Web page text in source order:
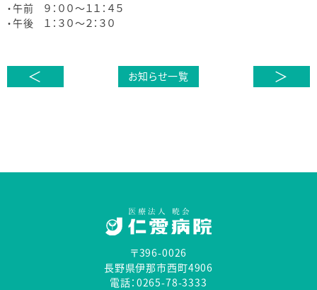
・午前 ９：００～１１：４５
・午後 １：３０～２：３０
＜ お知らせ一覧 ＞
〒396-0026
長野県伊那市西町4906
電話：0265-78-3333